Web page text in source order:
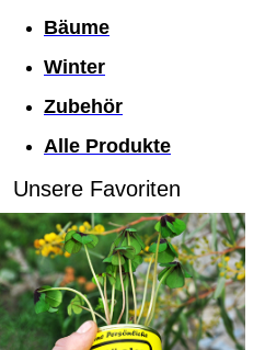
Bäume
Winter
Zubehör
Alle Produkte
Unsere Favoriten